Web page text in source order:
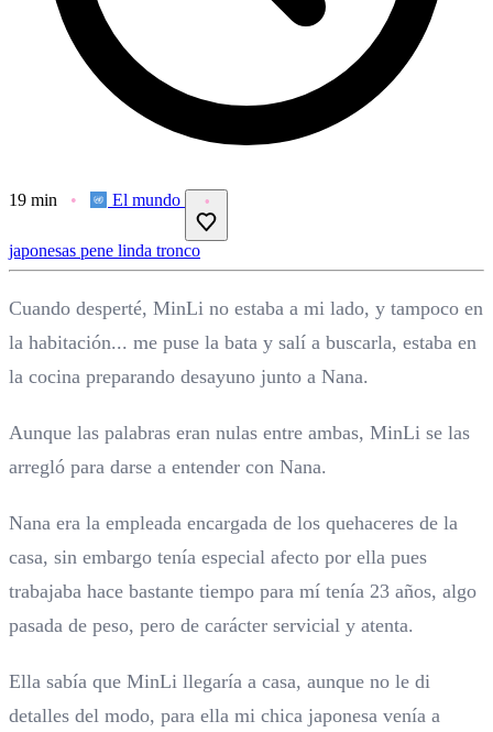
19 min El mundo
japonesas pene linda tronco
Cuando desperté, MinLi no estaba a mi lado, y tampoco en
la habitación... me puse la bata y salí a buscarla, estaba en
la cocina preparando desayuno junto a Nana.
Aunque las palabras eran nulas entre ambas, MinLi se las
arregló para darse a entender con Nana.
Nana era la empleada encargada de los quehaceres de la
casa, sin embargo tenía especial afecto por ella pues
trabajaba hace bastante tiempo para mí tenía 23 años, algo
pasada de peso, pero de carácter servicial y atenta.
Ella sabía que MinLi llegaría a casa, aunque no le di
detalles del modo, para ella mi chica japonesa venía a